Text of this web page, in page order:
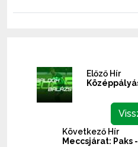
Előző Hír
Következő Hír
Meccsjárat: Paks